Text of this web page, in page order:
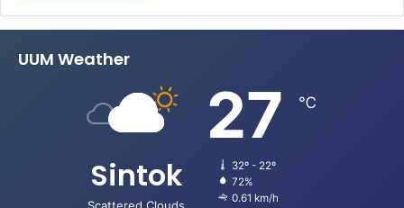
UUM Weather
Sintok
27 ℃
32º - 22º
72%
0.61 km/h